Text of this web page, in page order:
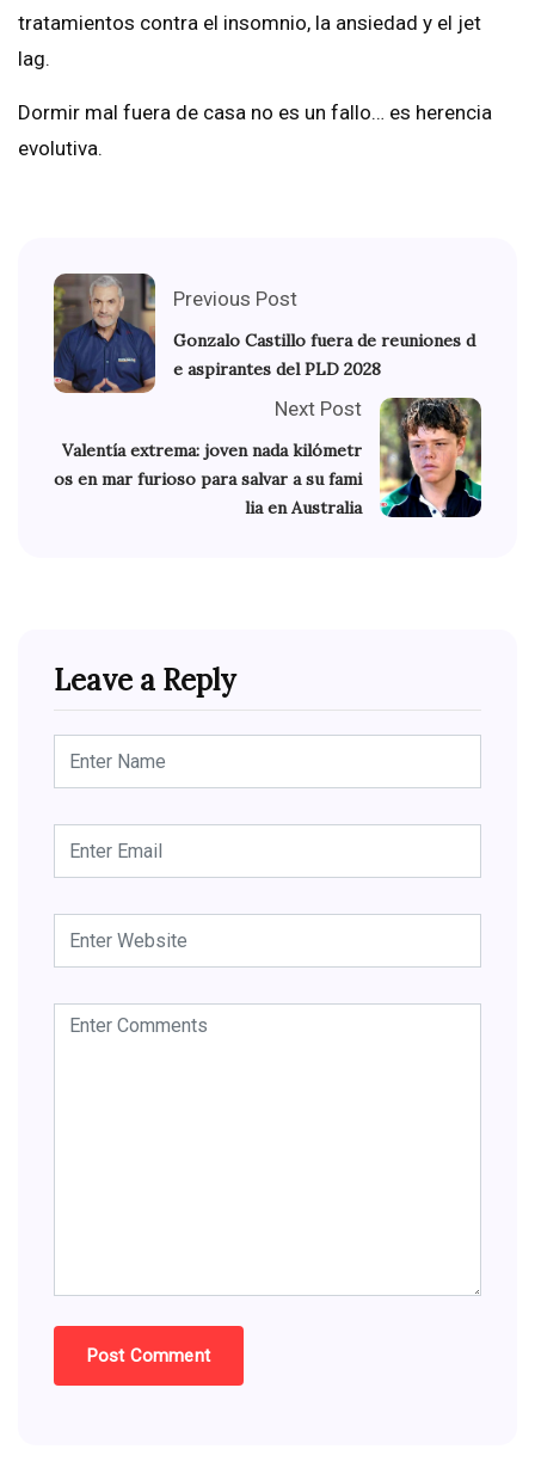
tratamientos contra el insomnio, la ansiedad y el jet
lag.
Dormir mal fuera de casa no es un fallo… es herencia
evolutiva.
Previous Post
Gonzalo Castillo fuera de reuniones d
e aspirantes del PLD 2028
Next Post
Valentía extrema: joven nada kilómetr
os en mar furioso para salvar a su fami
lia en Australia
Leave a Reply